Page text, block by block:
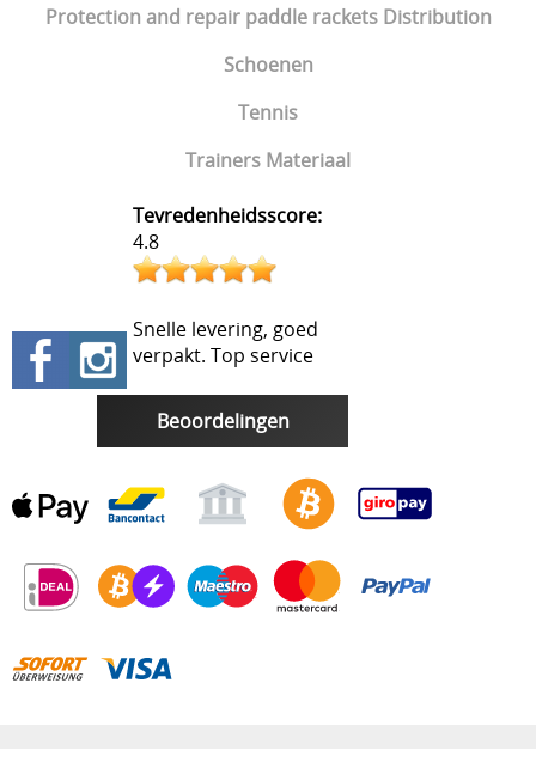
Protection and repair paddle rackets Distribution
Schoenen
Tennis
Trainers Materiaal
Tevredenheidsscore:
4.8
Snelle levering, goed
verpakt. Top service
Beoordelingen